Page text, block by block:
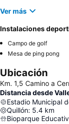
Ver más
Instalaciones
Campo de golf
Mesa de ping pong
Ubicación
Km. 1,5 Camino a
Distancia desde
Estadio Municipal
Quillón: 5.4 km
Bioparque